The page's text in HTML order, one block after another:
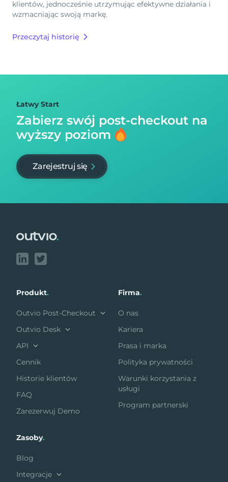
klientów, jednocześnie utrzymując efektywne działania i
wzmacniając swoją markę.
Przeczytaj historię
Łatwy Start
Zabierz swój post-checkout na
wyższy poziom
Zarejestruj się
Produkt.
Outvio Post-Checkout
Outvio Desk
API
Cennik
Historie klientów
FAQ
Zarezerwuj Demo
Firma.
O nas
Kariera
Prasa i marka
Polityka prywatności
Warunki korzystania z
usługi
Program partnerski
Zasoby.
Blog
Integracje